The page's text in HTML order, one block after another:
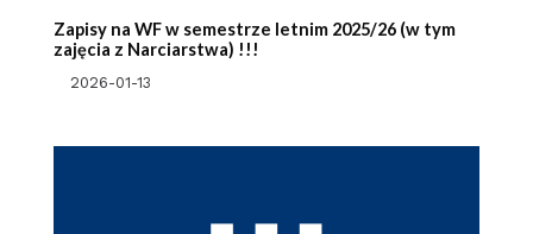
Zapisy na WF w semestrze letnim 2025/26 (w tym
zajęcia z Narciarstwa) !!!
2026-01-13